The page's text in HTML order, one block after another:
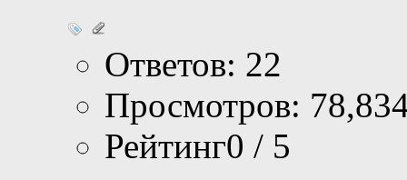
Ответов: 22
Просмотров:
Рейтинг0 / 5